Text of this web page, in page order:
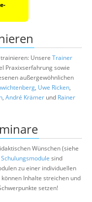
Unsere Trainer
Praxixserfahrung sowie
außergewöhnlichen
, Uwe Ricken,
, André Krämer und Rainer
Wünschen (siehe
sind
zu einer individuellen
Inhalte streichen und
setzen!